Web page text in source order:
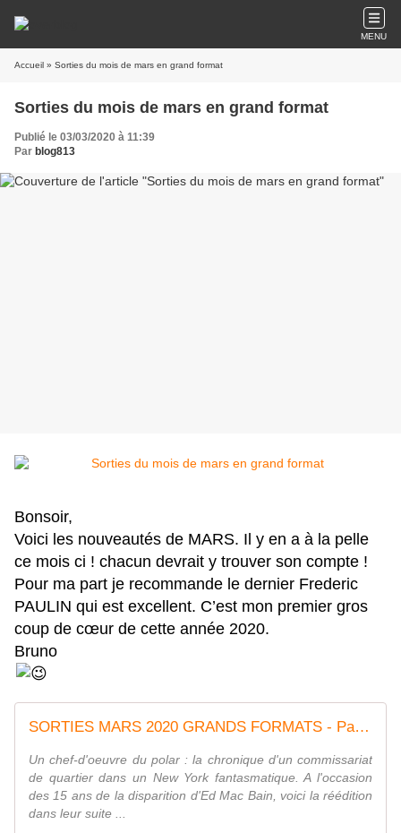
MENU
Accueil » Sorties du mois de mars en grand format
Sorties du mois de mars en grand format
Publié le 03/03/2020 à 11:39
Par blog813
Bonsoir,
Voici les nouveautés de MARS. Il y en a à la pelle
ce mois ci ! chacun devrait y trouver son compte !
Pour ma part je recommande le dernier Frederic
PAULIN qui est excellent. C’est mon premier gros
coup de cœur de cette année 2020.
Bruno
SORTIES MARS 2020 GRANDS FORMATS - Passion Polar
Un chef-d'oeuvre du polar : la chronique d'un commissariat
de quartier dans un New York fantasmatique. A l'occasion
des 15 ans de la disparition d'Ed Mac Bain, voici la réédition
dans leur suite ...